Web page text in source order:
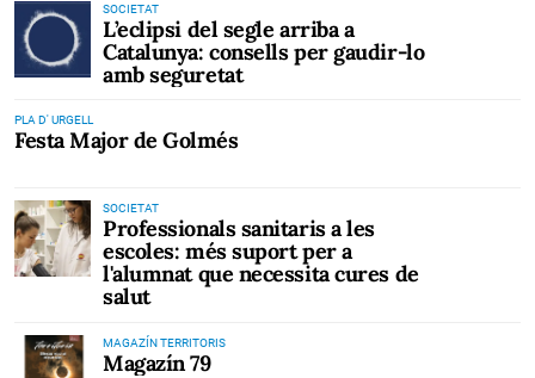
SOCIETAT
L’eclipsi del segle arriba a
Catalunya: consells per gaudir-lo
amb seguretat
PLA D' URGELL
Festa Major de Golmés
SOCIETAT
Professionals sanitaris a les
escoles: més suport per a
l'alumnat que necessita cures de
salut
MAGAZÍN TERRITORIS
Magazín 79